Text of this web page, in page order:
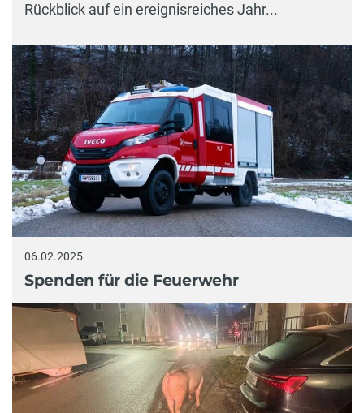
Rückblick auf ein ereignisreiches Jahr...
06.02.2025
Spenden für die Feuerwehr